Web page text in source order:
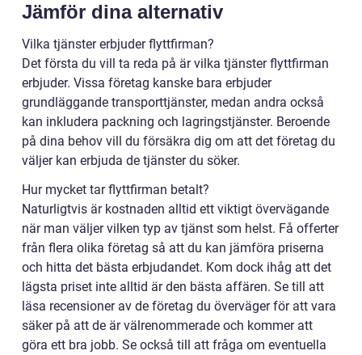
Jämför dina alternativ
Vilka tjänster erbjuder flyttfirman?
Det första du vill ta reda på är vilka tjänster flyttfirman
erbjuder. Vissa företag kanske bara erbjuder
grundläggande transporttjänster, medan andra också
kan inkludera packning och lagringstjänster. Beroende
på dina behov vill du försäkra dig om att det företag du
väljer kan erbjuda de tjänster du söker.
Hur mycket tar flyttfirman betalt?
Naturligtvis är kostnaden alltid ett viktigt övervägande
när man väljer vilken typ av tjänst som helst. Få offerter
från flera olika företag så att du kan jämföra priserna
och hitta det bästa erbjudandet. Kom dock ihåg att det
lägsta priset inte alltid är den bästa affären. Se till att
läsa recensioner av de företag du överväger för att vara
säker på att de är välrenommerade och kommer att
göra ett bra jobb. Se också till att fråga om eventuella